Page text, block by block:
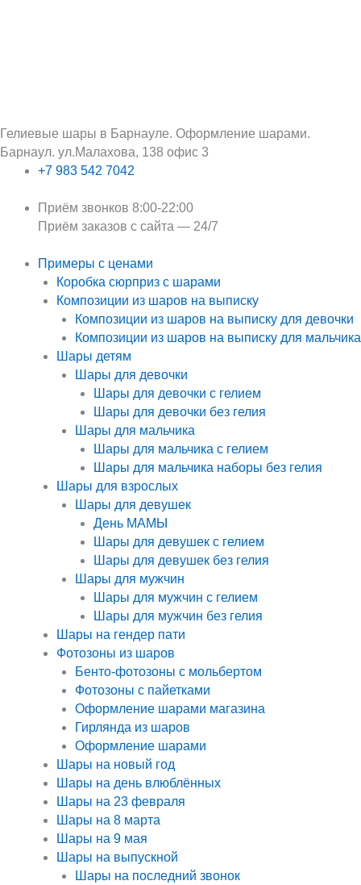
Гелиевые шары в Барнауле. Оформление шарами.
Барнаул. ул.Малахова, 138 офис 3
+7 983 542 7042
Приём звонков 8:00-22:00
Приём заказов с сайта — 24/7
Примеры с ценами
Коробка сюрприз с шарами
Композиции из шаров на выписку
Композиции из шаров на выписку для девочки
Композиции из шаров на выписку для мальчика
Шары детям
Шары для девочки
Шары для девочки с гелием
Шары для девочки без гелия
Шары для мальчика
Шары для мальчика с гелием
Шары для мальчика наборы без гелия
Шары для взрослых
Шары для девушек
День МАМЫ
Шары для девушек с гелием
Шары для девушек без гелия
Шары для мужчин
Шары для мужчин с гелием
Шары для мужчин без гелия
Шары на гендер пати
Фотозоны из шаров
Бенто-фотозоны с мольбертом
Фотозоны с пайетками
Оформление шарами магазина
Гирлянда из шаров
Оформление шарами
Шары на новый год
Шары на день влюблённых
Шары на 23 февраля
Шары на 8 марта
Шары на 9 мая
Шары на выпускной
Шары на последний звонок